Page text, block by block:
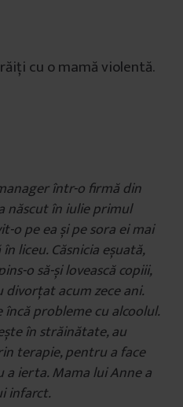
cu o mamă violentă.
într-o firmă din
născut în iulie primul
o pe ea și pe sora ei mai
liceu. Căsnicia eșuată,
o să-și lovească copiii,
acum zece ani.
probleme cu alcoolul.
în străinătate, au
terapie, pentru a face
ierta. Mama lui Anne a
infarct.